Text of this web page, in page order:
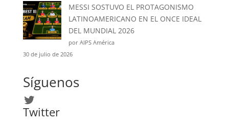
MESSI SOSTUVO EL PROTAGONISMO
LATINOAMERICANO EN EL ONCE IDEAL
DEL MUNDIAL 2026
por AIPS América
30 de julio de 2026
Síguenos
Twitter
Twitter